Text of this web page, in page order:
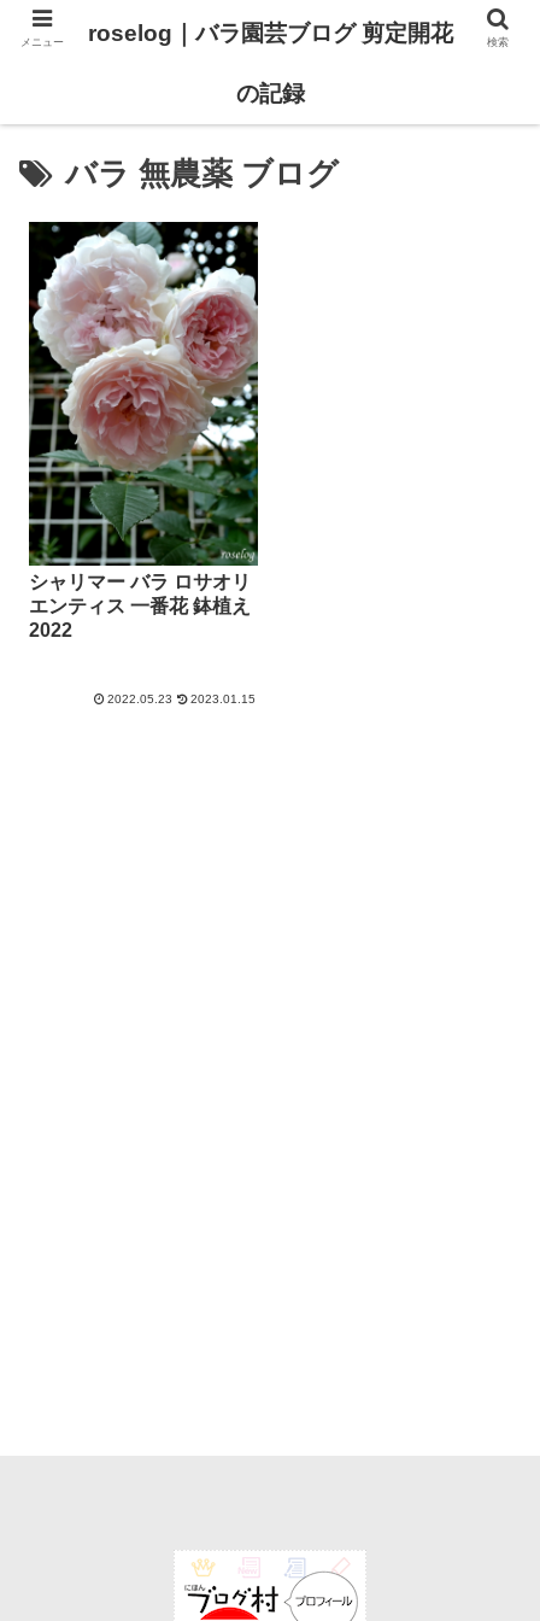
バラ 無農薬 ブログ
シャリマー バラ ロサオリ
エンティス 一番花 鉢植え
2022
2022.05.23 2023.01.15
メニュー roselog｜バラ園芸ブログ 剪定開花
の記録
検索